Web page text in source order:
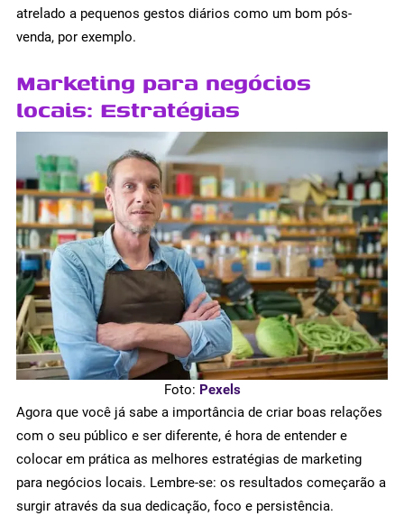
atrelado a pequenos gestos diários como um bom pós-
venda, por exemplo.
Marketing para negócios
locais: Estratégias
Foto: Pexels
Agora que você já sabe a importância de criar boas relações
com o seu público e ser diferente, é hora de entender e
colocar em prática as melhores estratégias de marketing
para negócios locais. Lembre-se: os resultados começarão a
surgir através da sua dedicação, foco e persistência.